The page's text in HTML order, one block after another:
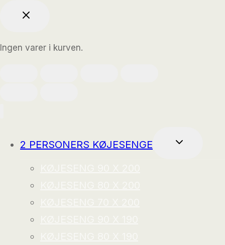
Ingen varer i kurven.
2 PERSONERS KØJESENGE
SKIFT